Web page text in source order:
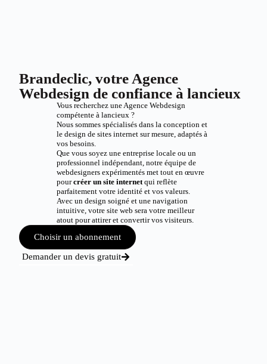
Brandeclic, votre Agence
Webdesign de confiance à lancieux
Vous recherchez une Agence Webdesign
compétente à lancieux ?
Nous sommes spécialisés dans la conception et
le design de sites internet sur mesure, adaptés à
vos besoins.
Que vous soyez une entreprise locale ou un
professionnel indépendant, notre équipe de
webdesigners expérimentés met tout en œuvre
pourcréer un site internetqui reflète
parfaitement votre identité et vos valeurs.
Avec un design soigné et une navigation
intuitive, votre site web sera votre meilleur
atout pour attirer et convertir vos visiteurs.
Choisir un abonnement
Demander un devis gratuit